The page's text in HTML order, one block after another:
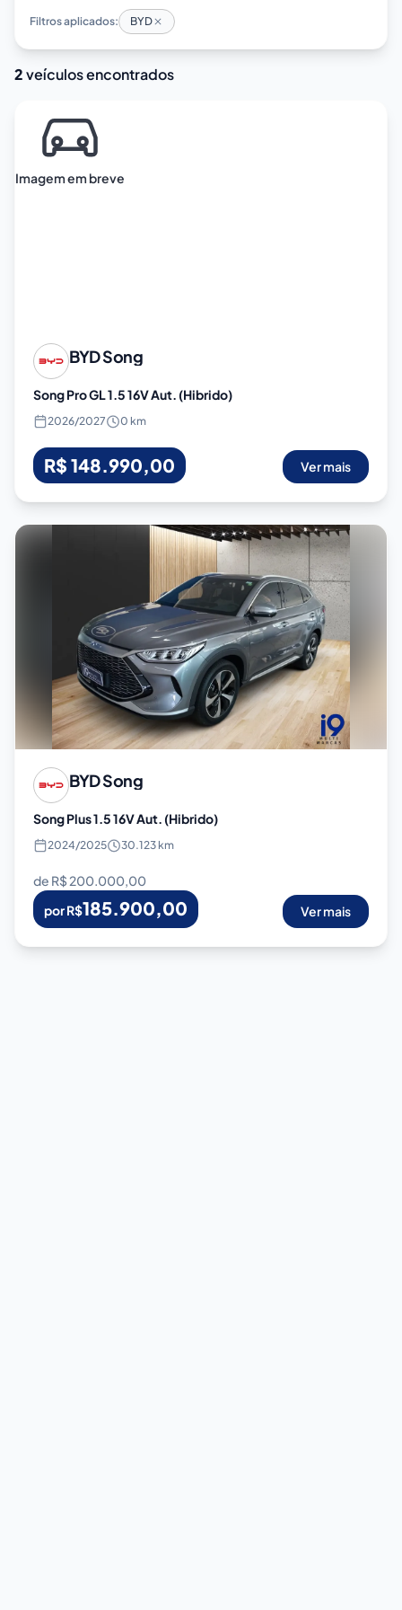
Filtros aplicados: BYD
2veículos encontrados
Imagem em breve
BYDSong
Song Pro GL 1.5 16V Aut. (Hibrido)
2026/2027 0 km
R$ 148.990,00 Ver mais
BYDSong
Song Plus 1.5 16V Aut. (Hibrido)
2024/2025 30.123 km
de R$200.000,00
por R$185.900,00 Ver mais